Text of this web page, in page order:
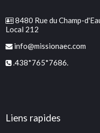
8480 Rue du Champ-
Local 212
info@missionaec.com
.438*765*7686.
Liens rapides